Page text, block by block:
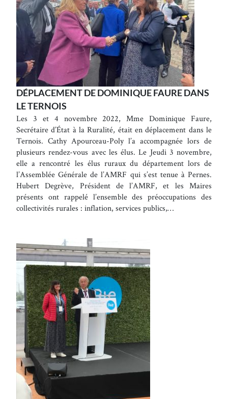
DÉPLACEMENT DE DOMINIQUE FAURE DANS
LE TERNOIS
Les 3 et 4 novembre 2022, Mme Dominique Faure,
Secrétaire d’État à la Ruralité, était en déplacement dans le
Ternois. Cathy Apourceau-Poly l’a accompagnée lors de
plusieurs rendez-vous avec les élus. Le Jeudi 3 novembre,
elle a rencontré les élus ruraux du département lors de
l’Assemblée Générale de l’AMRF qui s’est tenue à Pernes.
Hubert Degrève, Président de l’AMRF, et les Maires
présents ont rappelé l’ensemble des préoccupations des
collectivités rurales : inflation, services publics,…